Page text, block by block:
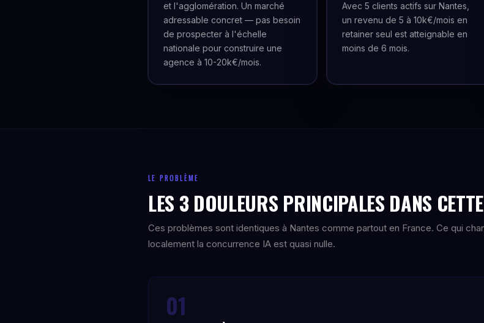
et l'agglomération. Un marché
adressable concret — pas besoin
de prospecter à l'échelle
nationale pour construire une
agence à 10-20k€/mois.
Avec 5 clients actifs sur Nantes,
un revenu de 5 à 10k€/mois en
retainer seul est atteignable en
moins de 6 mois.
LE PROBLÈME
LES 3 DOULEURS PRINCIPALES DANS
Ces problèmes sont identiques à Nantes comme partout en France. Ce qui
localement la concurrence IA est quasi nulle.
01